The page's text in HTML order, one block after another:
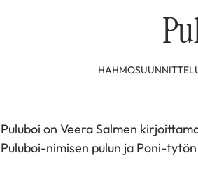
Puluboi on Veera Salmen
Puluboi-nimisen pulun ja Poni-